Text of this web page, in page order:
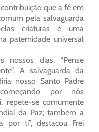
que a fé em
pela salvaguarda
criaturas é uma
paternidade universal
dias, “Pense
A salvaguarda da
nosso Santo Padre
começando por nós
repete-se comumente
da Paz; também a
por ti”, destacou Frei